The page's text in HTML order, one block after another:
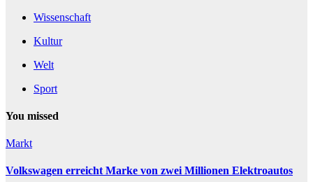
Wissenschaft
Kultur
Welt
Sport
You missed
Markt
Volkswagen erreicht Marke von zwei Millionen Elektroautos